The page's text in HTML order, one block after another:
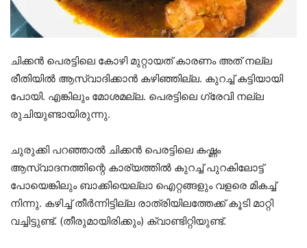
ചിക്കൻ പെരട്ടിലെ കോഴി മുറ്റായത് കാരണം അത് നല്ല
രീതിയിൽ ആസ്വാദിക്കാൻ കഴിഞ്ഞില്ല. കുറച്ച് കട്ടിയായി
പോയി. എങ്കിലും മോശമല്ല. പെരട്ടിലെ ഗ്രേവി നല്ല
രുചിയുണ്ടായിരുന്നു.
ചുരുക്കി പറഞ്ഞാൽ ചിക്കൻ പെരട്ടിലെ കഷ്ണം
ആസ്വാദനത്തിന്റെ കാര്യത്തിൽ കുറച്ച് പുറകിലോട്ട്
പോയെങ്കിലും ബാക്കിയെല്ലാ ഐറ്റങ്ങളും വളരെ മികച്ച്
നിന്നു. കഴിച്ച് തീർന്നിട്ടില്ല രാത്രിയിലത്തേക്ക് കൂടി മാറ്റി
വച്ചിട്ടുണ്ട്. (തീരുമായിരിക്കും) ക്വാണ്ടിറ്റിയുണ്ട്.